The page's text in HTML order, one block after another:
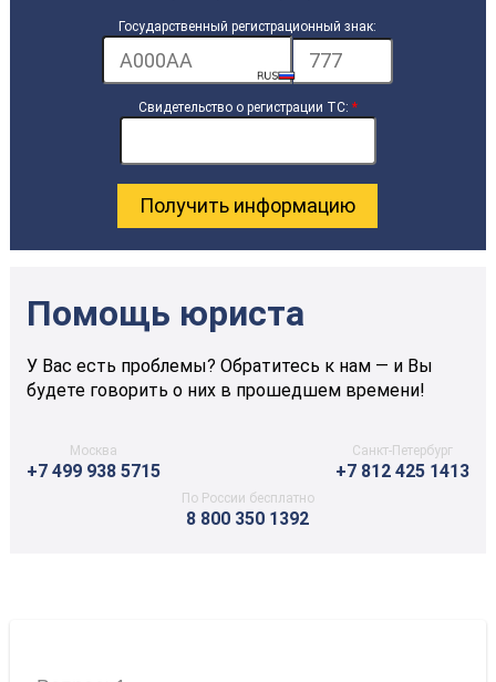
Государственный регистрационный знак:
Свидетельство о регистрации ТС: *
Помощь юриста
У Вас есть проблемы? Обратитесь к нам — и Вы
будете говорить о них в прошедшем времени!
Москва
+7 499 938 5715
Санкт-Петербург
+7 812 425 1413
По России бесплатно
8 800 350 1392